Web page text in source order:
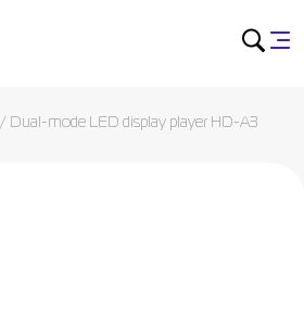
/ Dual-mode LED display player HD-A3